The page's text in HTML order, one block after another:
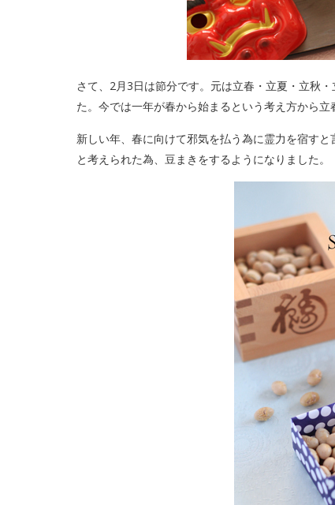
さて、2月3日は節分です。元は立春・立夏・立秋
た。今では一年が春から始まるという考え方から立
新しい年、春に向けて邪気を払う為に霊力を宿す
と考えられた為、豆まきをするようになりました。